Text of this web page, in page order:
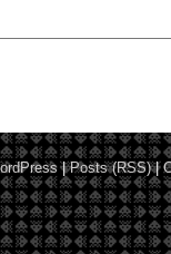
|Posts (RSS)|